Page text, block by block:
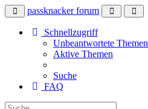
passknacker forum
Schnellzugriff
Unbeantwortete Themen
Aktive Themen
Suche
FAQ